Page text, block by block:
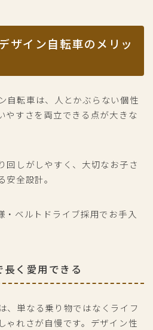
イン自転車のメリッ
自転車は、人とかぶらない個性
やすさを両立できる点が大きな
回しがしやすく、大切なお子さ
全設計。
・ベルトドライブ採用でお手入
く愛用できる
、単なる乗り物ではなくライフ
ゃれさが自慢です。デザイン性